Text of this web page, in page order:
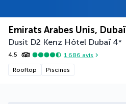
Emirats Arabes Unis, Dubaï
Dusit D2 Kenz Hôtel Dubaï 4*
4,5 1 686 avis
Rooftop Piscines